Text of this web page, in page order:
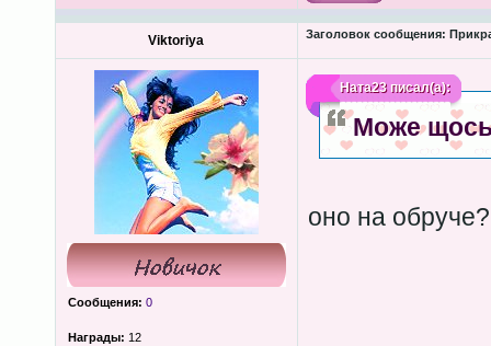
Viktoriya Заголовок сообщения:
Сообщения: 0
Награды: 12
Ната23писал(а):
Може щось
оно на обруче?